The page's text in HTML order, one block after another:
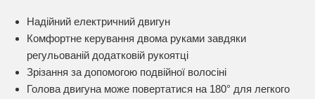
Надійний електричний двигун
Комфортне керування двома руками завдяки
регульованій додатковій рукоятці
Зрізання за допомогою подвійної волосіні
Голова двигуна може повертатися на 180° для легкого